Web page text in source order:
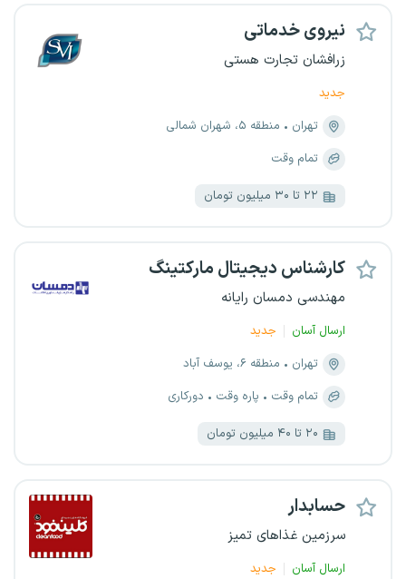
نیروی خدماتی
زرافشان تجارت هستی
جدید
تهران
منطقه ۵، شهران شمالی
تمام وقت
۲۲ تا ۳۰ میلیون تومان
کارشناس دیجیتال مارکتینگ
مهندسی دمسان رایانه
ارسال آسان
جدید
تهران
منطقه ۶، یوسف آباد
تمام وقت
پاره وقت دورکاری
۲۰ تا ۴۰ میلیون تومان
حسابدار
سرزمین غذاهای تمیز
ارسال آسان
جدید